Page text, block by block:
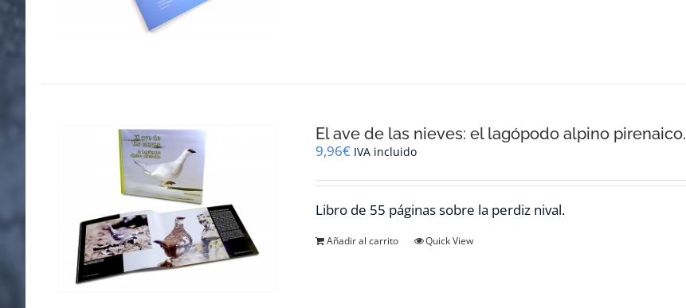
El ave de las nieves: el lagópodo alpino pirenaico.
9,96€ IVA incluido
Libro de 55 páginas sobre la perdiz nival.
Añadir al carrito Quick View